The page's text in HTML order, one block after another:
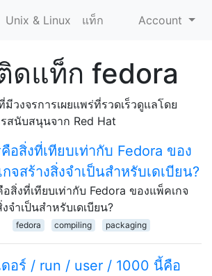
Unix & Linux แท็ก Account
ดแท็ก fedora
วงจรการเผยแพร่ที่รวดเร็วดูแลโดย
สนับสนุนจาก Red Hat
อสิ่งที่เทียบเท่ากับ Fedora ของ
จสร้างสิ่งจำเป็นสำหรับเดเบียน?
อสิ่งที่เทียบเท่ากับ Fedora ของแพ็คเกจ
จำเป็นสำหรับเดเบียน?
fedora compiling packaging
ดอร์ / run / user / 1000 นี้คือ